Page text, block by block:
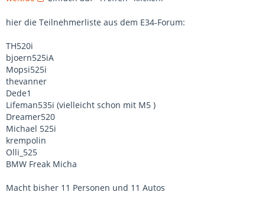
hier die Teilnehmerliste aus dem E34-Forum:
TH520i
bjoern525iA
Mopsi525i
thevanner
Dede1
Lifeman535i (vielleicht schon mit M5 )
Dreamer520
Michael 525i
krempolin
Olli_525
BMW Freak Micha
Macht bisher 11 Personen und 11 Autos